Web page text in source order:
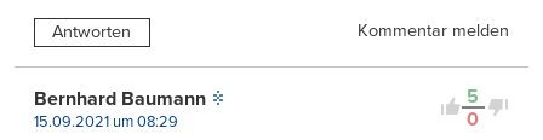
Antworten Kommentar melden
5
0
Bernhard Baumann
15.09.2021 um 08:29